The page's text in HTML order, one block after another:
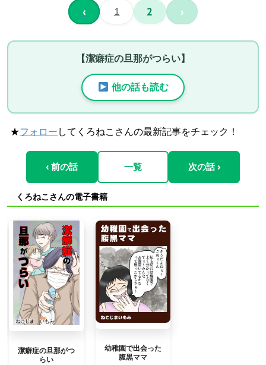
‹ 1 2 ›
【潔癖症の旦那がつらい】
他の話も読む
★フォロー してくろねこさんの最新記事をチェック！
‹ 前の話 一覧 次の話 ›
くろねこさんの電子書籍
潔癖症の旦那がつ
らい
幼稚園で出会った
腹黒ママ